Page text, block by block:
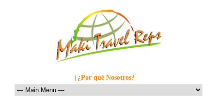
| ¿Por qué Nosotros?